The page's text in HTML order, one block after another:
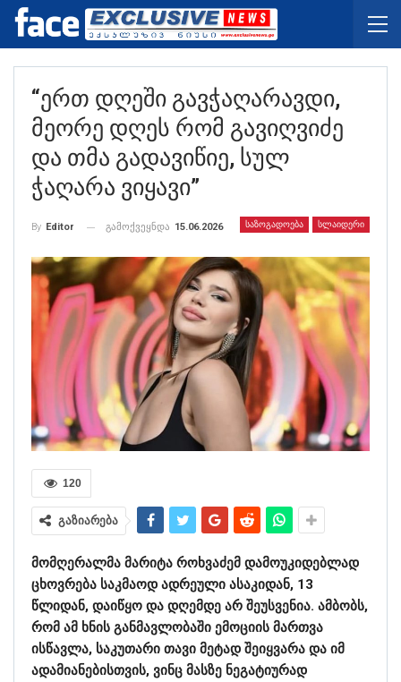
“ერთ Დღეში Გავჭაღარავდი,
Მეორე Დღეს Რომ Გავიღვიძე
Და Თმა Გადავიწიე, Სულ
Ჭაღარა Ვიყავი”
ᲡᲐᲖᲝᲒᲐᲓᲝᲔᲑᲐ ᲡᲚᲐᲘᲓᲔᲠᲘ
By Editor გამოქვეყნდა 15.06.2026
120
გაზიარება
მომღერალმა მარიტა როხვაძემ დამოუკიდებლად
ცხოვრება საკმაოდ ადრეული ასაკიდან, 13
წლიდან, დაიწყო და დღემდე არ შეუსვენია. ამბობს,
რომ ამ ხნის განმავლობაში ემოციის მართვა
ისწავლა, საკუთარი თავი მეტად შეიყვარა და იმ
ადამიანებისთვის, ვინც მასზე ნეგატიურად